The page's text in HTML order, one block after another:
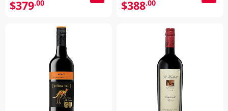
$379.00 $388.00